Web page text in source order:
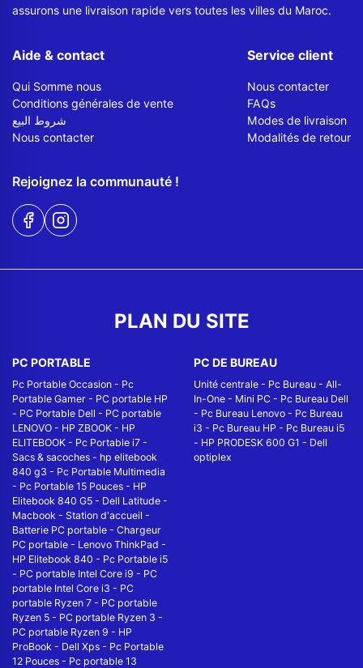
assurons une livraison rapide vers toutes les villes du Maroc.
Aide & contact
Qui Somme nous
Conditions générales de vente
شروط البيع
Nous contacter
Service client
Nous contacter
FAQs
Modes de livraison
Modalités de retour
Rejoignez la communauté !
PLAN DU SITE
PC PORTABLE
Pc Portable Occasion - Pc
Portable Gamer - PC portable HP
- PC Portable Dell - PC portable
LENOVO - HP ZBOOK - HP
ELITEBOOK - Pc Portable i7 -
Sacs & sacoches - hp elitebook
840 g3 - Pc Portable Multimedia
- Pc Portable 15 Pouces - HP
Elitebook 840 G5 - Dell Latitude -
Macbook - Station d'accueil -
Batterie PC portable - Chargeur
PC portable - Lenovo ThinkPad -
HP Elitebook 840 - Pc Portable i5
- PC portable Intel Core i9 - PC
portable Intel Core i3 - PC
portable Ryzen 7 - PC portable
Ryzen 5 - PC portable Ryzen 3 -
PC portable Ryzen 9 - HP
ProBook - Dell Xps - Pc Portable
12 Pouces - Pc portable 13
PC DE BUREAU
Unité centrale - Pc Bureau - All-
In-One - Mini PC - Pc Bureau Dell
- Pc Bureau Lenovo - Pc Bureau
i3 - Pc Bureau HP - Pc Bureau i5
- HP PRODESK 600 G1 - Dell
optiplex